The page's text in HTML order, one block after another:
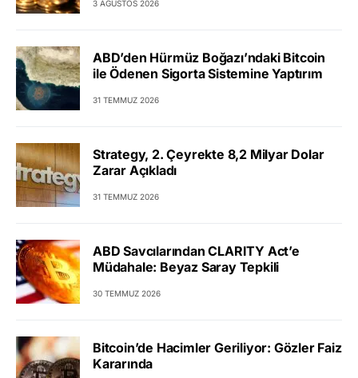
3 AĞUSTOS 2026
ABD’den Hürmüz Boğazı’ndaki Bitcoin
ile Ödenen Sigorta Sistemine Yaptırım
31 TEMMUZ 2026
Strategy, 2. Çeyrekte 8,2 Milyar Dolar
Zarar Açıkladı
31 TEMMUZ 2026
ABD Savcılarından CLARITY Act’e
Müdahale: Beyaz Saray Tepkili
30 TEMMUZ 2026
Bitcoin’de Hacimler Geriliyor: Gözler Faiz
Kararında